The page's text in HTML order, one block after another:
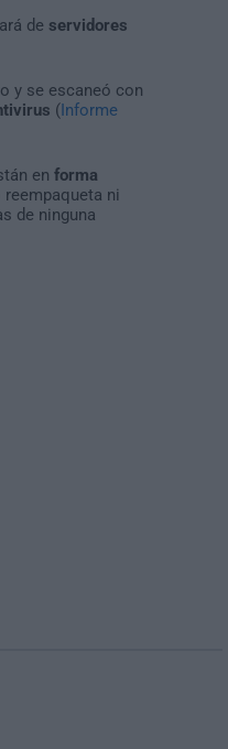
de servidores
y se escaneó con
(Informe
en forma
reempaqueta ni
de ninguna